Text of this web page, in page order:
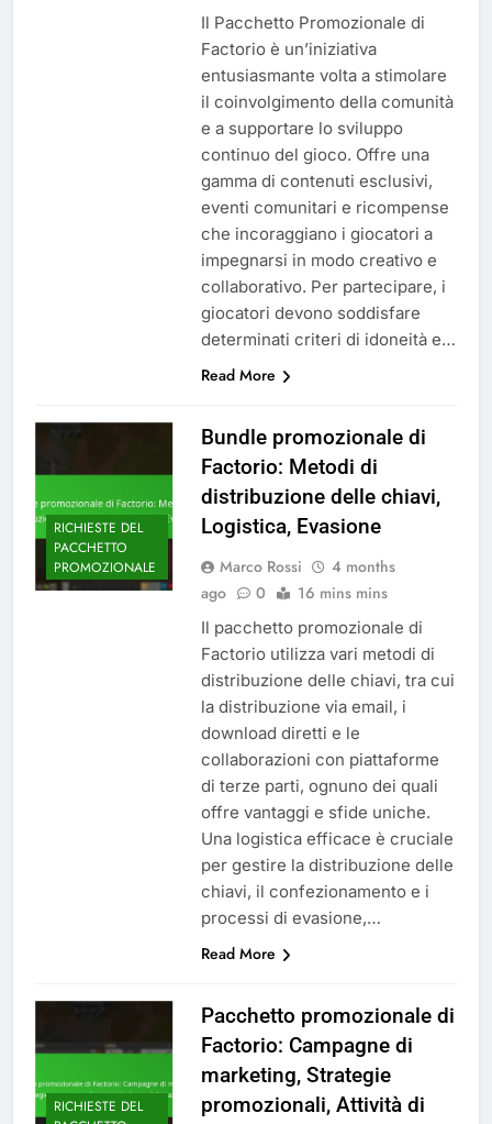
Il Pacchetto Promozionale di
Factorio è un’iniziativa
entusiasmante volta a stimolare
il coinvolgimento della comunità
e a supportare lo sviluppo
continuo del gioco. Offre una
gamma di contenuti esclusivi,
eventi comunitari e ricompense
che incoraggiano i giocatori a
impegnarsi in modo creativo e
collaborativo. Per partecipare, i
giocatori devono soddisfare
determinati criteri di idoneità e…
Read More
RICHIESTE DEL
PACCHETTO
PROMOZIONALE
Bundle promozionale di
Factorio: Metodi di
distribuzione delle chiavi,
Logistica, Evasione
Marco Rossi
4 months
ago
0 16 mins mins
Il pacchetto promozionale di
Factorio utilizza vari metodi di
distribuzione delle chiavi, tra cui
la distribuzione via email, i
download diretti e le
collaborazioni con piattaforme
di terze parti, ognuno dei quali
offre vantaggi e sfide uniche.
Una logistica efficace è cruciale
per gestire la distribuzione delle
chiavi, il confezionamento e i
processi di evasione,…
Read More
RICHIESTE DEL
Pacchetto promozionale di
Factorio: Campagne di
marketing, Strategie
promozionali, Attività di